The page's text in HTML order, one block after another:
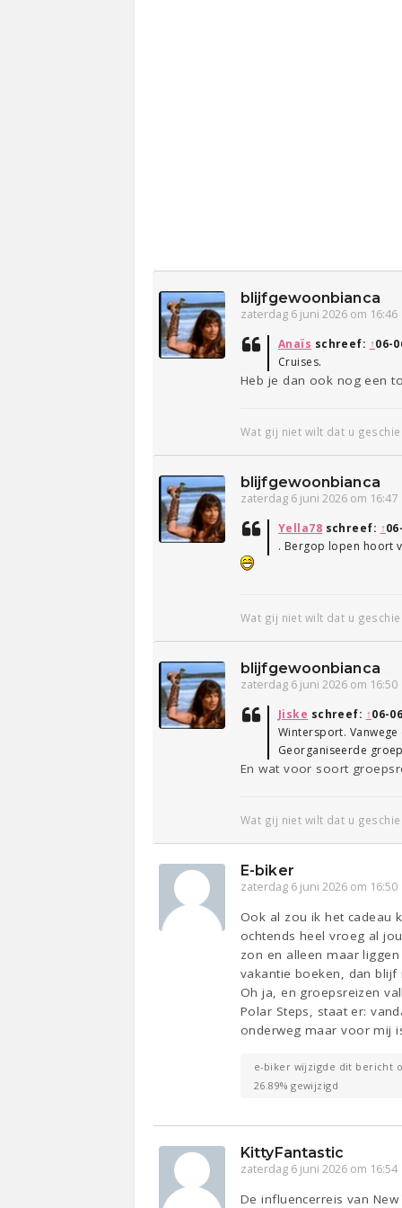
blijfgewoonbianca
zaterdag 6 juni 2026 om 16:46
Anaïs schreef: ↑06-
Cruises.
Heb je dan ook nog een
Wat gij niet wilt dat u
blijfgewoonbianca
zaterdag 6 juni 2026 om 16:47
Yella78 schreef: ↑
. Bergop lopen hoort
Wat gij niet wilt dat u
blijfgewoonbianca
zaterdag 6 juni 2026 om 16:50
Jiske schreef: ↑06-
Wintersport. Vanwege
Georganiseerde
En wat voor soort
Wat gij niet wilt dat u
E-biker
zaterdag 6 juni 2026 om 16:50
Ook al zou ik het cadeau
ochtends heel vroeg al
zon en alleen maar
vakantie boeken, dan
Oh ja, en groepsreizen
Polar Steps, staat er:
onderweg maar voor mij
e-biker wijzigde dit bericht
26.89% gewijzigd
KittyFantastic
zaterdag 6 juni 2026 om 16:54
De influencerreis van New